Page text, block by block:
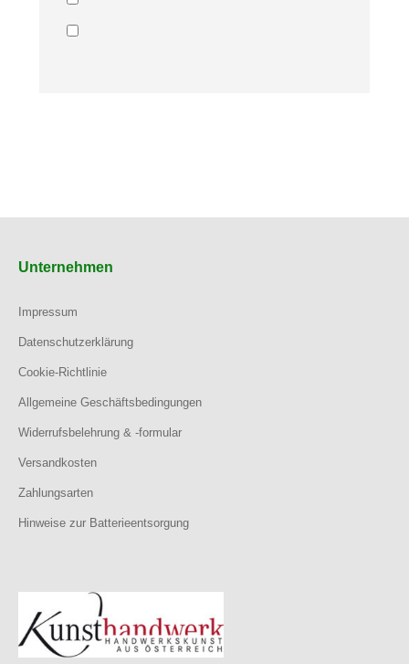
Unternehmen
Impressum
Datenschutzerklärung
Cookie-Richtlinie
Allgemeine Geschäftsbedingungen
Widerrufsbelehrung & -formular
Versandkosten
Zahlungsarten
Hinweise zur Batterieentsorgung